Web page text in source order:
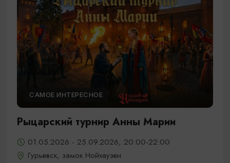
САМОЕ ИНТЕРЕСНОЕ
Рыцарский турнир Анны Марии
01.05.2026 - 25.09.2026, 20:00-22:00
Гурьевск, замок Нойхаузен